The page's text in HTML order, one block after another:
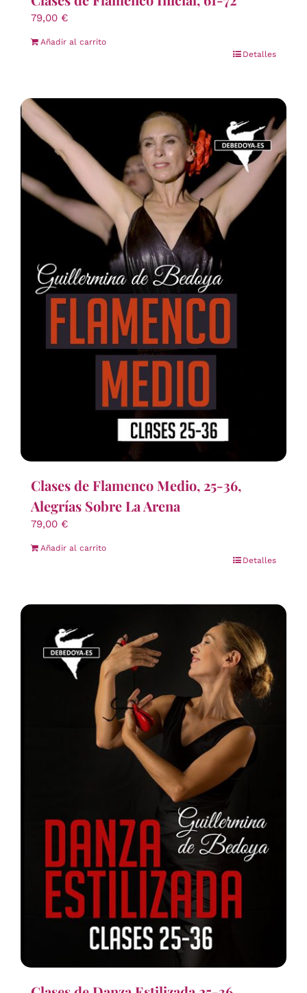
79,00 €
Añadir al carrito
Detalles
Clases de Flamenco Medio, 25-36,
Alegrías Sobre La Arena
79,00 €
Añadir al carrito
Detalles